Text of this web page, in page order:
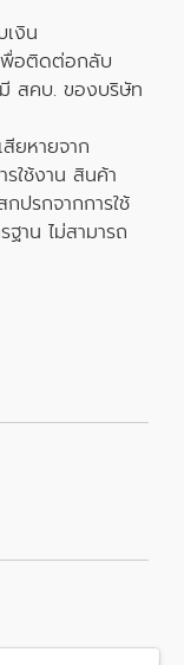
เงิน
พื่อติดต่อกลับ
สคบ. ของบริษัท
ยหายจาก
ใช้งาน สินค้า
ปรกจากการใช้
าน ไม่สามารถ